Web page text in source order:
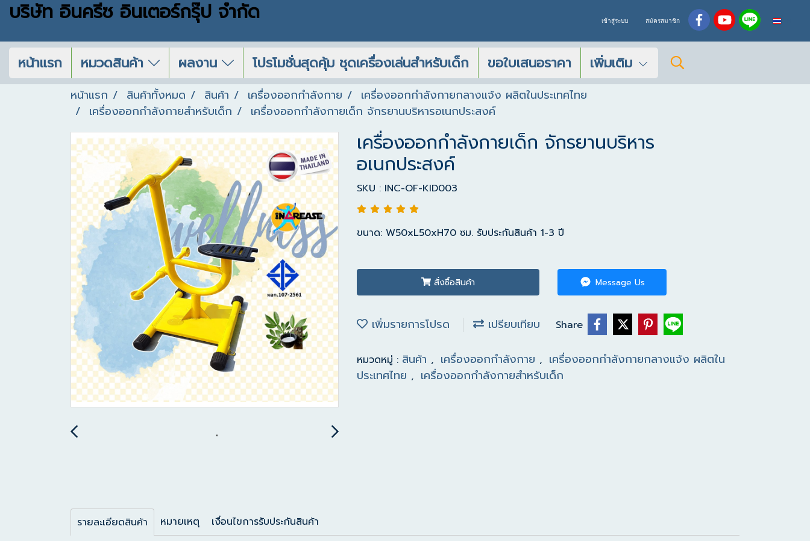
บริษัท อินครีซ อินเตอร์กรุ๊ป จำกัด เข้าสู่ระบบ สมัครสมาชิก
หน้าแรก หมวดสินค้า ผลงาน โปรโมชั่นสุดคุ้ม ชุดเครื่องเล่นสำหรับเด็ก ขอใบเสนอราคา เพิ่มเติม
หน้าแรก สินค้าทั้งหมด สินค้า เครื่องออกกำลังกาย
เครื่องออกกำลังกายกลางแจ้ง ผลิตในประเทศไทย
เครื่องออกกำลังกายสำหรับเด็ก
เครื่องออกกำลังกายเด็ก จักรยานบริหารอเนกประสงค์
เครื่องออกกำลังกายเด็ก จักรยานบริหาร
อเนกประสงค์
SKU : INC-OF-KID003
ขนาด: W50xL50xH70 ซม. รับประกันสินค้า 1-3 ปี
สั่งซื้อสินค้า Message Us
เพิ่มรายการโปรด เปรียบเทียบ Share
หมวดหมู่ : สินค้า , เครื่องออกกำลังกาย , เครื่องออกกำลังกายกลางแจ้ง ผลิตใน
ประเทศไทย , เครื่องออกกำลังกายสำหรับเด็ก
รายละเอียดสินค้า หมายเหตุ
เงื่อนไขการรับประกันสินค้า